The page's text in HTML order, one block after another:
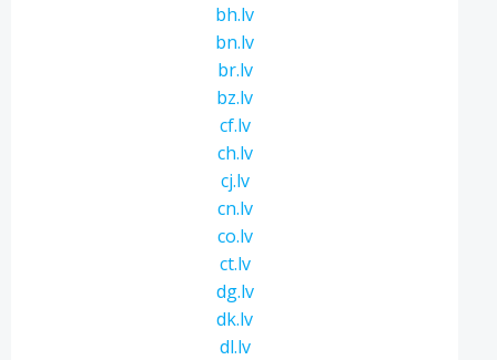
bh.lv
bn.lv
br.lv
bz.lv
cf.lv
ch.lv
cj.lv
cn.lv
co.lv
ct.lv
dg.lv
dk.lv
dl.lv